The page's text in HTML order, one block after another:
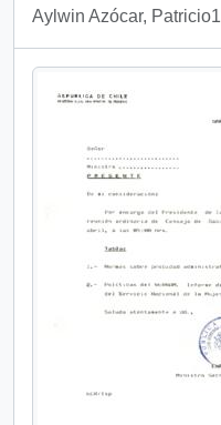
Aylwin Azócar, Patricio1